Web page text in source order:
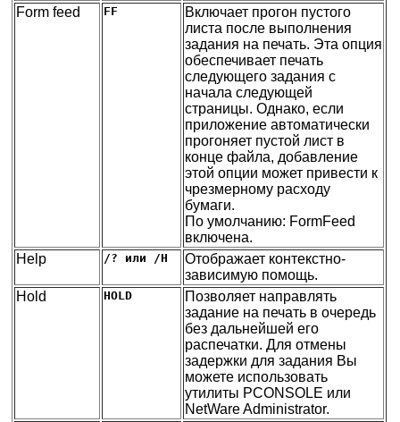
Form feed
FF
Включает прогон пустого
листа после выполнения
задания на печать. Эта опция
обеспечивает печать
следующего задания с
начала следующей
страницы. Однако, если
приложение автоматически
прогоняет пустой лист в
конце файла, добавление
этой опции может привести к
чрезмерному расходу
бумаги.
По умолчанию: FormFeed
включена.
Help
/? или /H
Отображает контекстно-
зависимую помощь.
Hold
HOLD
Позволяет направлять
задание на печать в очередь
без дальнейшей его
распечатки. Для отмены
задержки для задания Вы
можете использовать
утилиты PCONSOLE или
NetWare Administrator.